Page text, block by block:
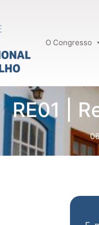
O Congresso
RE01 |